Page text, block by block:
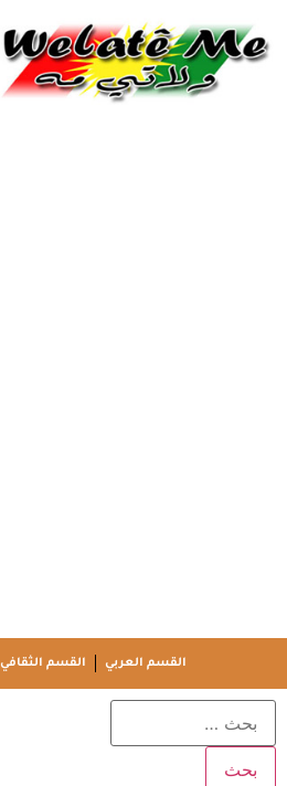
القسم العربي القسم الثقافي